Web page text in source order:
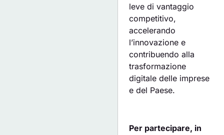
leve di vantaggio
competitivo,
accelerando
l’innovazione e
contribuendo alla
trasformazione
digitale delle imprese
e del Paese.
Per partecipare, in